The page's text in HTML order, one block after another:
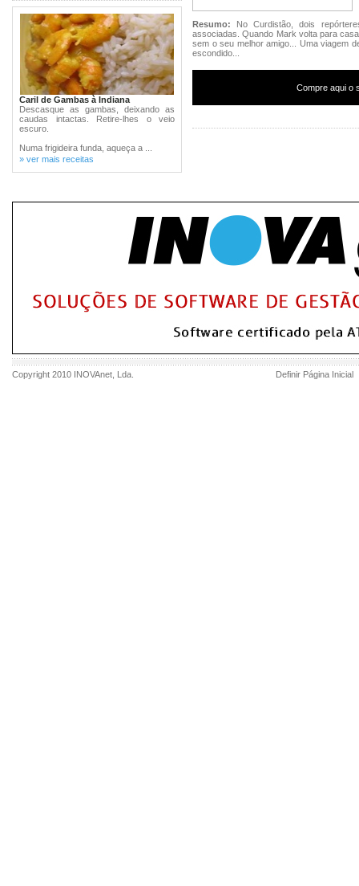
Caril de Gambas à Indiana
Descasque as gambas, deixando as
caudas intactas. Retire-lhes o veio
escuro.
Numa frigideira funda, aqueça a ...
» ver mais receitas
Resumo: No Curdistão, dois
associadas. Quando Mark volta para
sem o seu melhor amigo... Uma viagem
escondido...
Compre aqui o
Copyright 2010 INOVAnet , Lda. Definir Página Inicial